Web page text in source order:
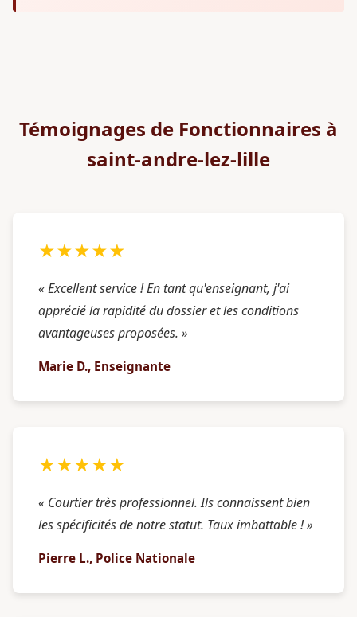
Témoignages de Fonctionnaires à
saint-andre-lez-lille
★★★★★
« Excellent service ! En tant qu'enseignant, j'ai
apprécié la rapidité du dossier et les conditions
avantageuses proposées. »
Marie D., Enseignante
★★★★★
« Courtier très professionnel. Ils connaissent bien
les spécificités de notre statut. Taux imbattable ! »
Pierre L., Police Nationale